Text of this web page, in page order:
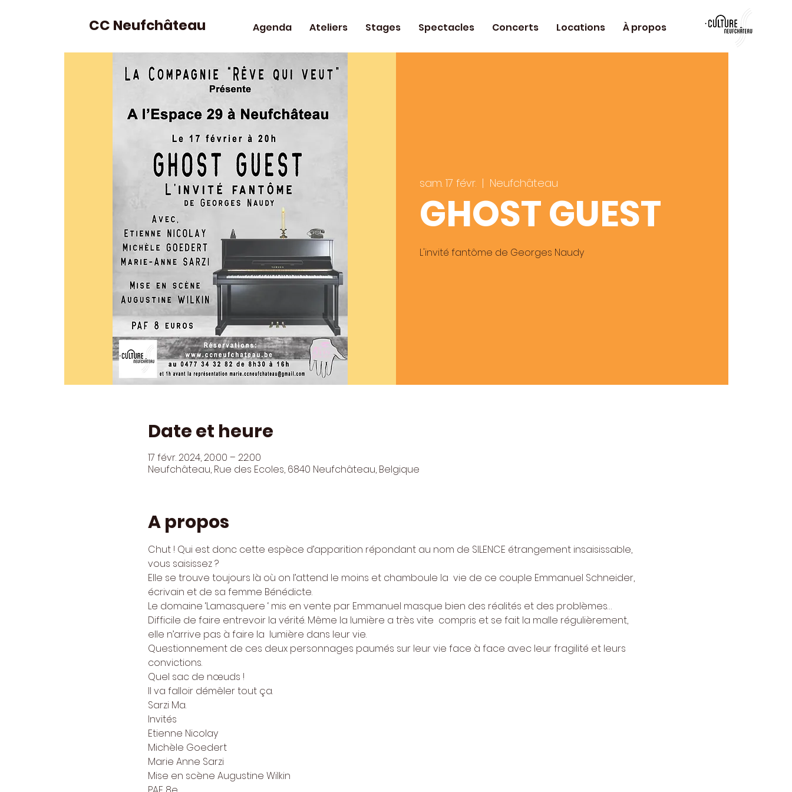
CC Neufchâteau Agenda Ateliers Stages Spectacles Concerts Locations À propos
sam. 17 févr.
  |
Neufchâteau
GHOST GUEST
L'invité fantôme de Georges Naudy
Date et heure
17 févr. 2024, 20:00 – 22:00
Neufchâteau, Rue des Ecoles, 6840 Neufchâteau, Belgique
A propos
Chut ! Qui est donc cette espèce d’apparition répondant au nom de SILENCE étrangement insaisissable,
vous saisissez ?
Elle se trouve toujours là où on l’attend le moins et chamboule la  vie de ce couple Emmanuel Schneider,
écrivain et de sa femme Bénédicte.
Le domaine ‘Lamasquere ‘ mis en vente par Emmanuel masque bien des réalités et des problèmes…
Difficile de faire entrevoir la vérité. Même la lumière a très vite  compris et se fait la malle régulièrement,
elle n’arrive pas à faire la  lumière dans leur vie.
Questionnement de ces deux personnages paumés sur leur vie face à face avec leur fragilité et leurs
convictions.
Quel sac de nœuds !
Il va falloir démêler tout ça.
Sarzi Ma.
Invités
Etienne Nicolay
Michèle Goedert
Marie Anne Sarzi
Mise en scène Augustine Wilkin